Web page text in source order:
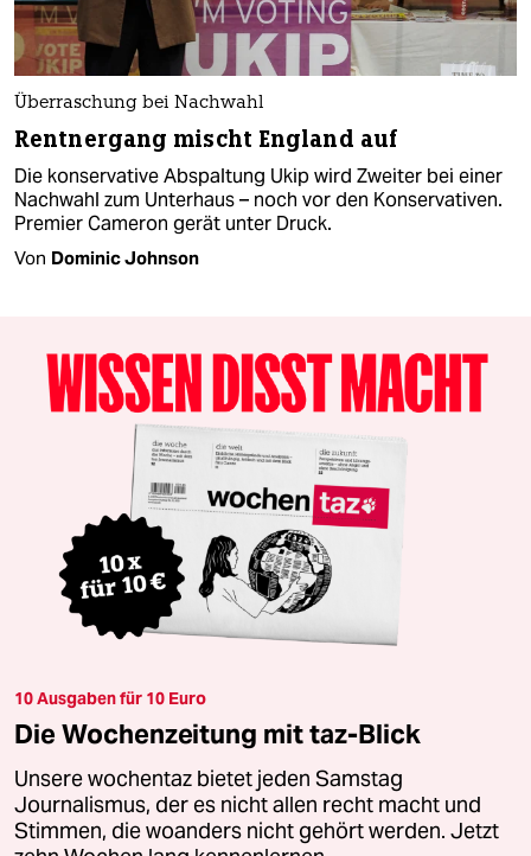
Überraschung bei Nachwahl
Rentnergang mischt England auf
Die konservative Abspaltung Ukip wird Zweiter bei einer
Nachwahl zum Unterhaus – noch vor den Konservativen.
Premier Cameron gerät unter Druck.
Von Dominic Johnson
10 Ausgaben für 10 Euro
Die Wochenzeitung mit taz-Blick
Unsere wochentaz bietet jeden Samstag
Journalismus, der es nicht allen recht macht und
Stimmen, die woanders nicht gehört werden. Jetzt